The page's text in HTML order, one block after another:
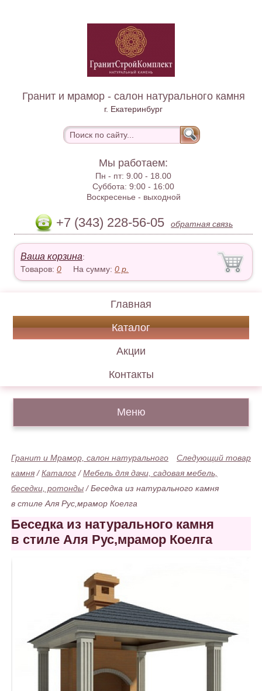
Гранит и мрамор - салон натурального камня
г. Екатеринбург
Мы работаем:
Пн - пт:9.00 - 18.00
Суббота:9:00 - 16:00
Воскресенье - выходной
+7 (343) 228-56-05 обратная связь
Ваша корзина:
Товаров:0 На сумму:0 р.
Главная
Каталог
Акции
Контакты
Меню
Следующий товар
Гранит и Мрамор, салон натурального
камня /Каталог /Мебель для дачи, садовая мебель,
беседки, ротонды /Беседка из натурального камня
в стиле Аля Рус,мрамор Коелга
Беседка из натурального камня
в стиле Аля Рус,мрамор Коелга